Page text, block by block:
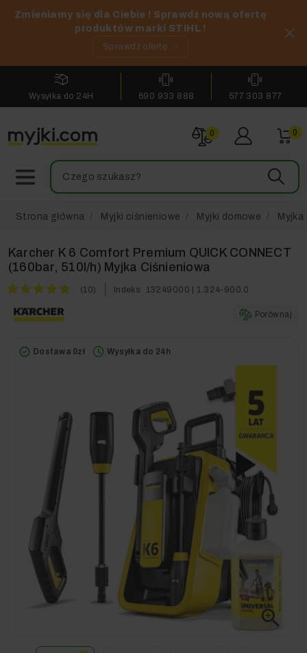
Zmieniamy się dla Ciebie ! Sprawdź nową ofertę
produktów marki STIHL !
Sprawdź ofertę
Wysyłka do 24H 690 933 888 577 303 877
0 0
Strona główna Myjki ciśnieniowe Myjki domowe
Karcher K 6 Comfort Premium QUICK CONNECT
(160bar, 510l/h) Myjka Ciśnieniowa
(10) Indeks: 13249000 | 1.324-900.0
Porównaj
Dostawa 0zł Wysyłka do 24h
zoom_in